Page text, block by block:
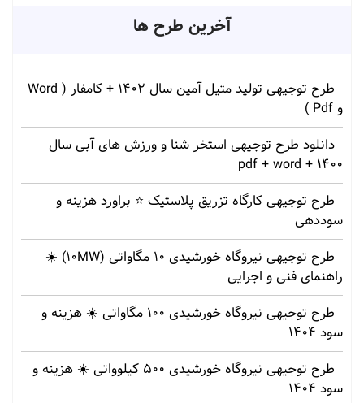
آخرین طرح ها
طرح توجیهی تولید متیل آمین سال 1402 + کامفار ( Word
و Pdf )
دانلود طرح توجیهی استخر شنا و ورزش های آبی سال
1400 + pdf + word
طرح توجیهی کارگاه تزریق پلاستیک ⭐ براورد هزینه و
سوددهی
طرح توجیهی نیروگاه خورشیدی 10 مگاواتی (10MW) ☀️
راهنمای فنی و اجرایی
طرح توجیهی نیروگاه خورشیدی 100 مگاواتی ☀️ هزینه‌ و
سود 1404
طرح توجیهی نیروگاه خورشیدی 500 کیلوواتی ☀️ هزینه‌ و
سود 1404